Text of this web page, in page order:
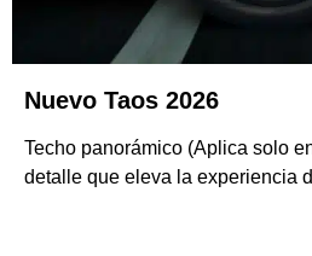
Nuevo Taos 2026
Techo panorámico (Aplica solo
detalle que eleva la experiencia